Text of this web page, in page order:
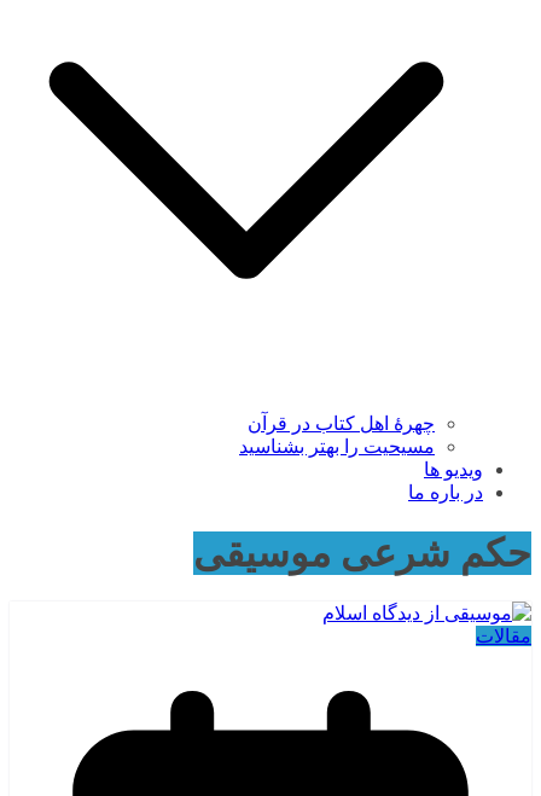
چهرۀ اهل کتاب در قرآن
مسیحیت را بهتر بشناسید
ویدیو ها
در باره ما
حکم شرعی موسیقی
مقالات